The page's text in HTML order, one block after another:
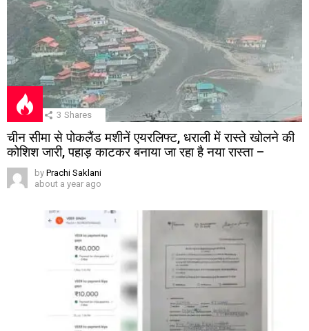
3 Shares
चीन सीमा से पोकलैंड मशीनें एयरलिफ्ट, धराली में रास्ते खोलने की
कोशिश जारी, पहाड़ काटकर बनाया जा रहा है नया रास्ता –
by Prachi Saklani
about a year ago